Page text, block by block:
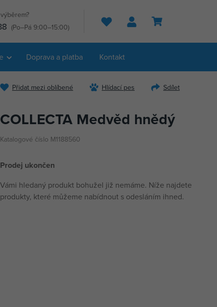
(Po–Pá 9:00–15:00) Hledat
Doprava a platba Kontakt
Přidat mezi oblíbené Hlídací pes Sdílet
COLLECTA Medvěd hnědý
Katalogové číslo M1188560
Prodej ukončen
Vámi hledaný produkt bohužel již nemáme. Níže najdete
produkty, které můžeme nabídnout s odesláním ihned.